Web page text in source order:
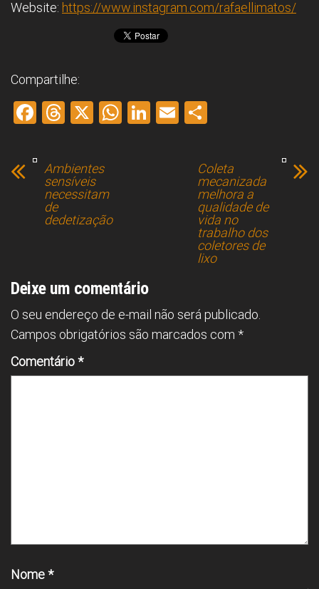
Website: https://www.instagram.com/rafaellimatos/
Compartilhe:
F
ce
b
o
ok
T
e
a
d
s
X
W Li
E
ar
e
Ambientes
sensíveis
necessitam
de
dedetização
Coleta
mecanizada
melhora a
qualidade de
vida no
trabalho dos
coletores de
lixo
Deixe um comentário
O seu endereço de e-mail não será publicado.
Campos obrigatórios são marcados com *
Comentário*
Nome*